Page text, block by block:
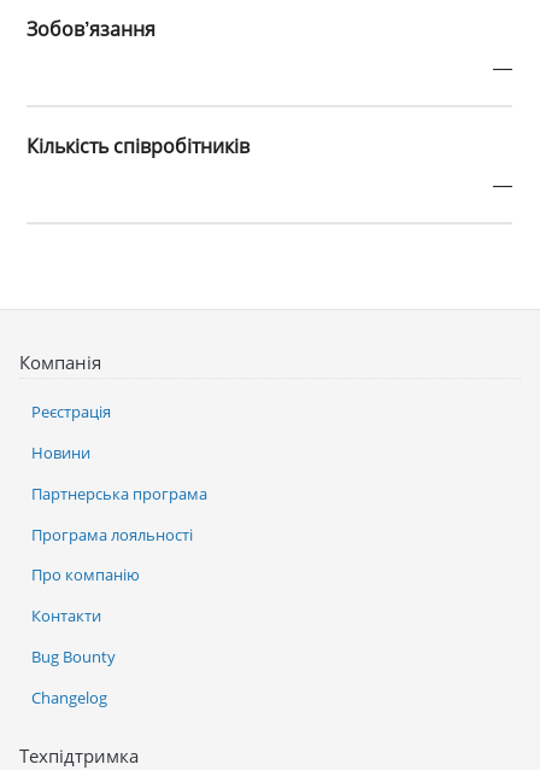
Зобов’язання
—
Кількість співробітників
—
Компанія
Реєстрація
Новини
Партнерська програма
Програма лояльності
Про компанію
Контакти
Bug Bounty
Changelog
Техпідтримка